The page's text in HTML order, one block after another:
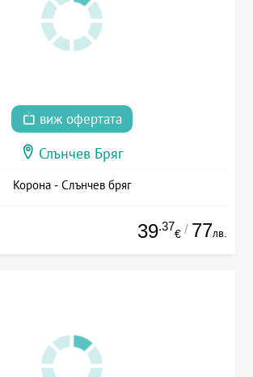
виж офертата
Слънчев Бряг
Корона - Слънчев бряг
39.37
€ / 77лв.